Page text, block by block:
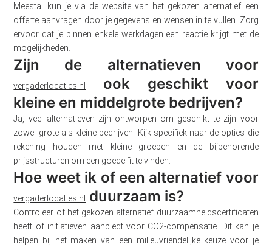
Meestal kun je via de website van het gekozen alternatief een
offerte aanvragen door je gegevens en wensen in te vullen. Zorg
ervoor dat je binnen enkele werkdagen een reactie krijgt met de
mogelijkheden.
Zijn de alternatieven voor
vergaderlocaties.nl
ook geschikt voor
kleine en middelgrote bedrijven?
Ja, veel alternatieven zijn ontworpen om geschikt te zijn voor
zowel grote als kleine bedrijven. Kijk specifiek naar de opties die
rekening houden met kleine groepen en de bijbehorende
prijsstructuren om een goede fit te vinden.
Hoe weet ik of een alternatief voor
vergaderlocaties.nl duurzaam is?
Controleer of het gekozen alternatief duurzaamheidscertificaten
heeft of initiatieven aanbiedt voor CO2-compensatie. Dit kan je
helpen bij het maken van een milieuvriendelijke keuze voor je